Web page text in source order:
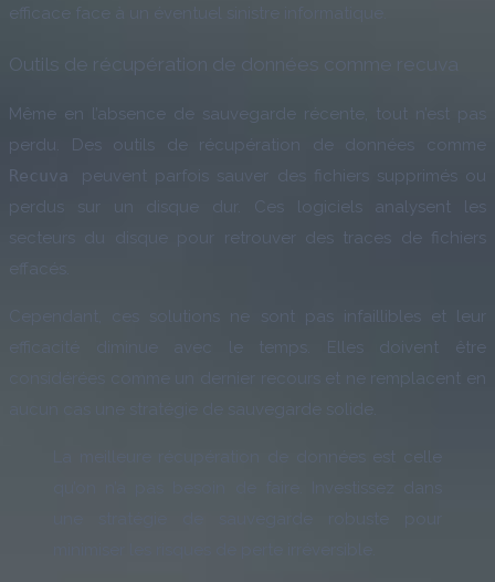
efficace face à un éventuel sinistre informatique.
Outils de récupération de données comme recuva
Même en l’absence de sauvegarde récente, tout n’est pas
perdu. Des outils de récupération de données comme
Recuva peuvent parfois sauver des fichiers supprimés ou
perdus sur un disque dur. Ces logiciels analysent les
secteurs du disque pour retrouver des traces de fichiers
effacés.
Cependant, ces solutions ne sont pas infaillibles et leur
efficacité diminue avec le temps. Elles doivent être
considérées comme un dernier recours et ne remplacent en
aucun cas une stratégie de sauvegarde solide.
La meilleure récupération de données est celle
qu’on n’a pas besoin de faire. Investissez dans